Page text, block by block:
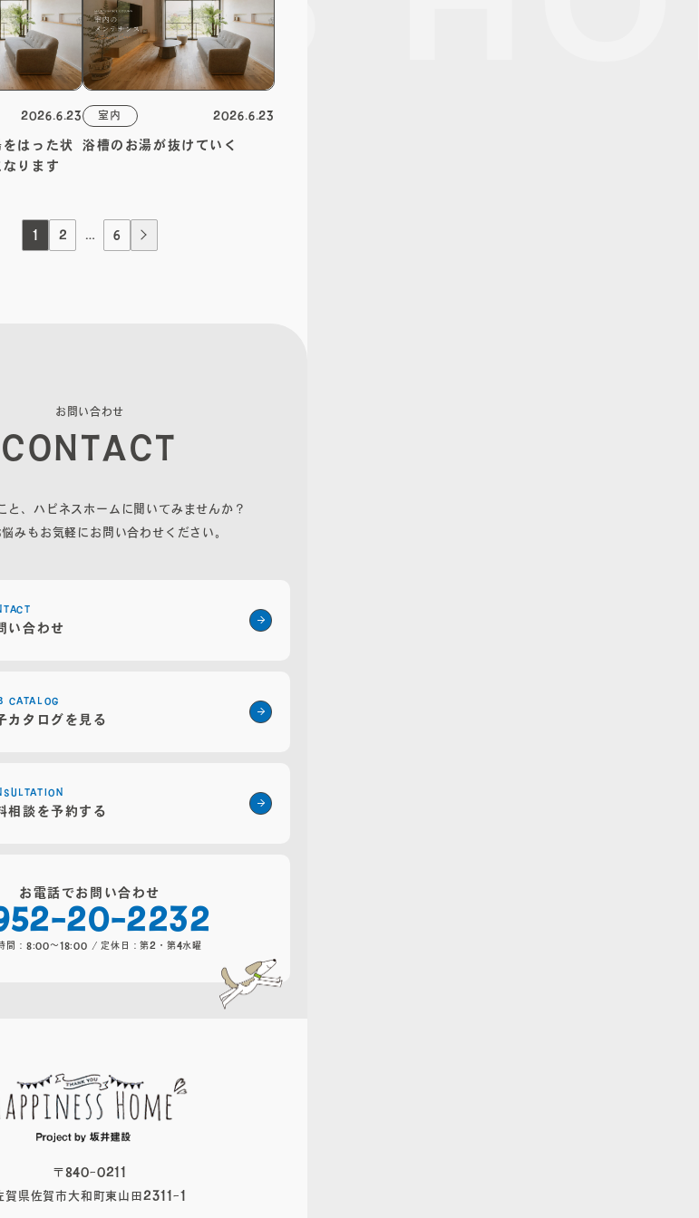
2026.6.23
はった状
ります
室内 2026.6.23
​浴槽のお湯が抜けていく
1 2 … 6
お 問い合わせ
CONTACT
と、ハピネスホームに聞いてみませんか？
みもお気軽にお問い合わせください。
い合わせ
CATALOG
カタログを見る
相談を予約する
お電話でお問い合わせ
20-2232
間：8:00～18:00 / 定休日：第2・第4水曜
〒840-0211
賀県佐賀市大和町東山田2311-1